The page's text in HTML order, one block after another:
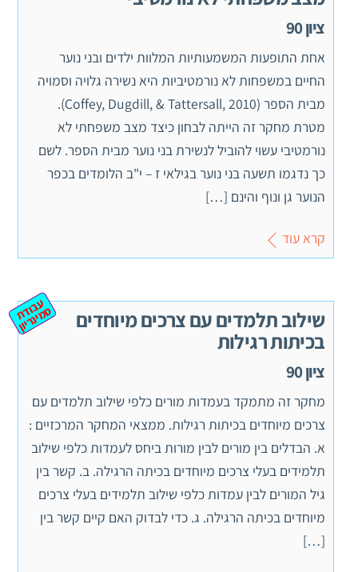
ציון 90
אחת התופעות המשמעותיות המלוות ילדים ובני נוער
החיים במשפחות לא נורמטיביות היא נשירה גלויה וסמויה
מבית הספר (Coffey, Dugdill, & Tattersall, 2010).
מטרת מחקר זה הייתה לבחון כיצד מצב משפחתי לא
נורמטיבי עשוי להוביל לנשירת בני נוער מבית הספר. לשם
כך נדגמו תשעה בני נוער בגילאי ז – י"ב הלומדים בכפר
הנוער גן ונוף והינם […]
קרא עוד
שילוב תלמדים עם צרכים מיוחדים
בכיתות רגילות
ציון 90
ע
ב
וד
ת
ס
מ
ינ
ר
יון
מחקר זה מתמקד בעמדות מורים כלפי שילוב תלמדים עם
צרכים מיוחדים בכיתות רגילות. ממצאי המחקר המרכזיים :
א. הבדלים בין מורים לבין מורות ביחס לעמדות כלפי שילוב
תלמידים בעלי צרכים מיוחדים בכיתה הרגילה. ב. קשר בין
גיל המורים לבין עמדות כלפי שילוב תלמידים בעלי צרכים
מיוחדים בכיתה הרגילה. ג. כדי לבדוק האם קיים קשר בין
[…]